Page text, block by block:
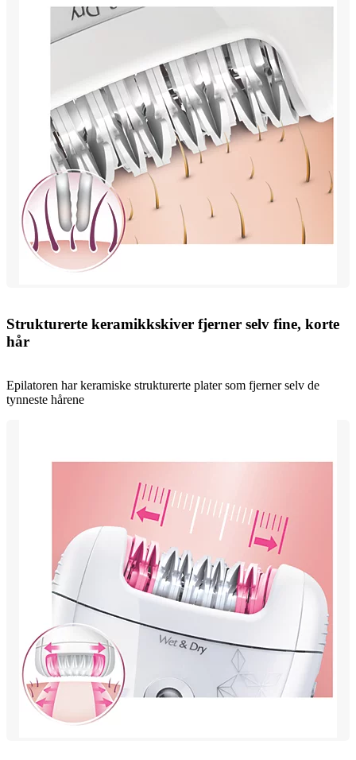
Strukturerte keramikkskiver fjerner selv fine, korte
hår
Epilatoren har keramiske strukturerte plater som fjerner selv de
tynneste hårene